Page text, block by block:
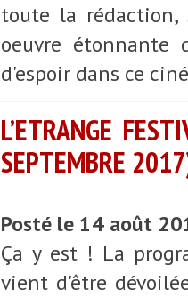
toute la
oeuvre étonnante
d'espoir dans ce
L’ETRANGE
SEPTEMBRE
Posté le 14 août
Ça y est ! La
vient d'être